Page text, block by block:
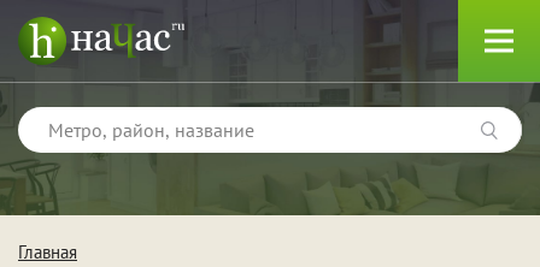
Тип
Главная